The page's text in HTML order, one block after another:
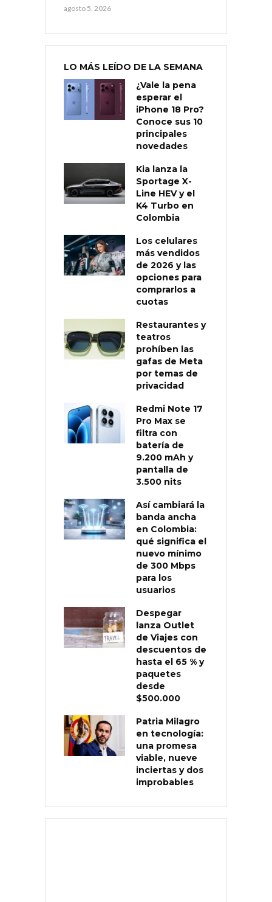
agosto 5, 2026
LO MÁS LEÍDO DE LA SEMANA
¿Vale la pena
esperar el
iPhone 18 Pro?
Conoce sus 10
principales
novedades
Kia lanza la
Sportage X-
Line HEV y el
K4 Turbo en
Colombia
Los celulares
más vendidos
de 2026 y las
opciones para
comprarlos a
cuotas
Restaurantes y
teatros
prohíben las
gafas de Meta
por temas de
privacidad
Redmi Note 17
Pro Max se
filtra con
batería de
9.200 mAh y
pantalla de
3.500 nits
Así cambiará la
banda ancha
en Colombia:
qué significa el
nuevo mínimo
de 300 Mbps
para los
usuarios
Despegar
lanza Outlet
de Viajes con
descuentos de
hasta el 65 % y
paquetes
desde
$500.000
Patria Milagro
en tecnología:
una promesa
viable, nueve
inciertas y dos
improbables